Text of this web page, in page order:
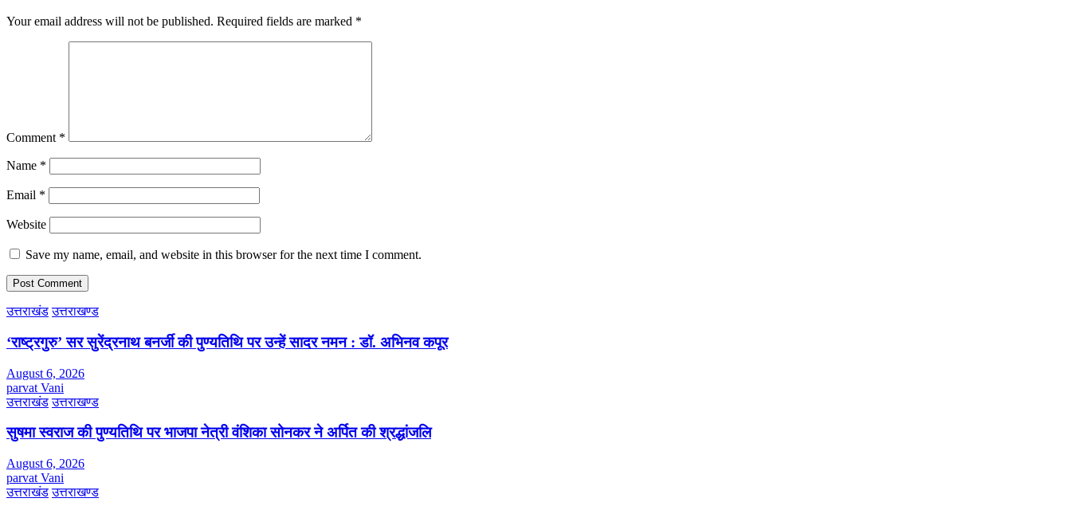
Your email address will not be published. Required fields are marked *
Comment *
Name *
Email *
Website
Save my name, email, and website in this browser for the next time I comment.
उत्तराखंड उत्तराखण्ड
‘राष्ट्रगुरु’ सर सुरेंद्रनाथ बनर्जी की पुण्यतिथि पर उन्हें सादर नमन : डॉ. अभिनव कपूर
August 6, 2026
parvat Vani
उत्तराखंड उत्तराखण्ड
सुषमा स्वराज की पुण्यतिथि पर भाजपा नेत्री वंशिका सोनकर ने अर्पित की श्रद्धांजलि
August 6, 2026
parvat Vani
उत्तराखंड उत्तराखण्ड